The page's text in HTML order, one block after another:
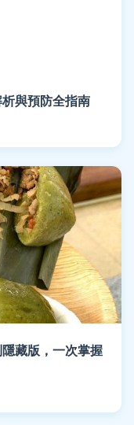
與預防全指南
藏版，一次掌握